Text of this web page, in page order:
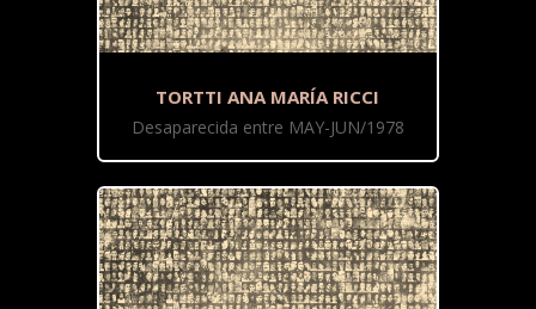
TORTTI ANA MARÍA RICCI
Desaparecida entre MAY-JUN/1978